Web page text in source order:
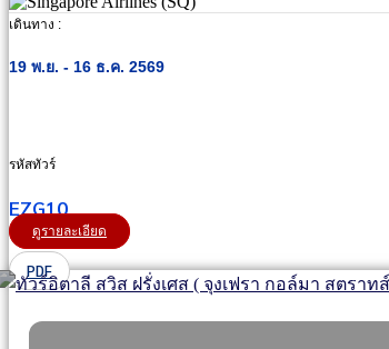
เดินทาง :
19 พ.ย. - 16 ธ.ค. 2569
รหัสทัวร์
EZG10
ดูรายละเอียด
PDF